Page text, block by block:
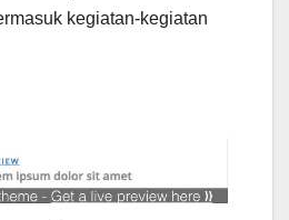
kegiatan-kegiatan